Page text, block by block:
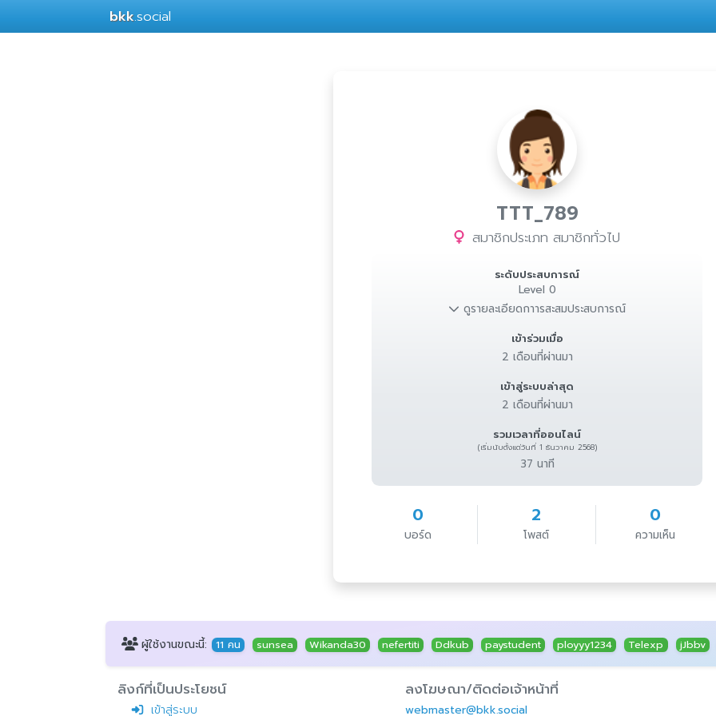
bkk.social
TTT_789
สมาชิกประเภท สมาชิกทั่วไป
ระดับประสบการณ์
Level 0
ดูรายละเอียดกาารสะสมประสบการณ์
เข้าร่วมเมื่อ
2 เดือนที่ผ่านมา
เข้าสู่ระบบล่าสุด
2 เดือนที่ผ่านมา
รวมเวลาที่ออนไลน์
(เริ่มนับตั้งแต่วันที่ 1 ธันวาคม 2568)
37 นาที
0
บอร์ด
2
โพสต์
0
ความเห็น
ผู้ใช้งานขณะนี้: 11 คน sunsea Wikanda30 nefertiti Ddkub paystudent ployyy1234 Telexp jJbbv
ลิงก์ที่เป็นประโยชน์
เข้าสู่ระบบ
ลงโฆษณา/ติดต่อเจ้าหน้าที่
webmaster@bkk.social